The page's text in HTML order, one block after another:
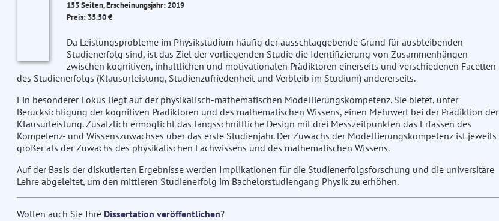
153 Seiten, Erscheinungsjahr: 2019
Preis: 35.50 €
Da Leistungsprobleme im Physikstudium häufig der ausschlaggebende Grund für ausbleibenden
Studienerfolg sind, ist das Ziel der vorliegenden Studie die Identifizierung von Zusammenhängen
zwischen kognitiven, inhaltlichen und motivationalen Prädiktoren einerseits und verschiedenen Facetten
des Studienerfolgs (Klausurleistung, Studienzufriedenheit und Verbleib im Studium) andererseits.
Ein besonderer Fokus liegt auf der physikalisch-mathematischen Modellierungskompetenz. Sie bietet, unter
Berücksichtigung der kognitiven Prädiktoren und des mathematischen Wissens, einen Mehrwert bei der Prädiktion der
Klausurleistung. Zusätzlich ermöglicht das längsschnittliche Design mit drei Messzeitpunkten das Erfassen des
Kompetenz- und Wissenszuwachses über das erste Studienjahr. Der Zuwachs der Modellierungskompetenz ist jeweils
größer als der Zuwachs des physikalischen Fachwissens und des mathematischen Wissens.
Auf der Basis der diskutierten Ergebnisse werden Implikationen für die Studienerfolgsforschung und die universitäre
Lehre abgeleitet, um den mittleren Studienerfolg im Bachelorstudiengang Physik zu erhöhen.
Wollen auch Sie Ihre Dissertation veröffentlichen?